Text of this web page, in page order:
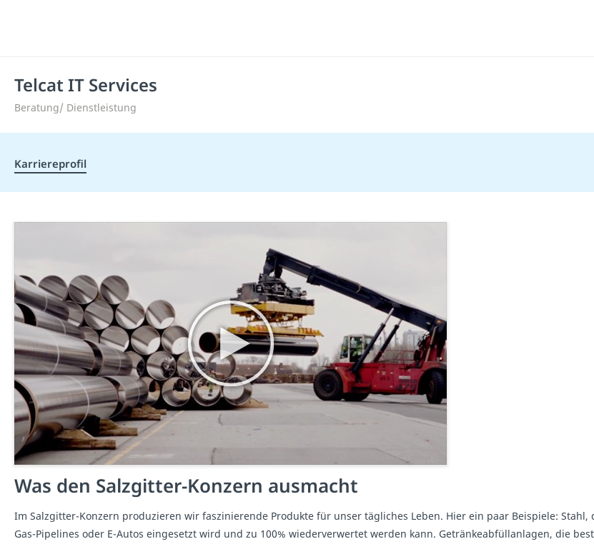
Telcat IT Services
Beratung/ Dienstleistung
Karriereprofil
Was den Salzgitter-Konzern ausmacht
Im Salzgitter-Konzern produzieren wir faszinierende Produkte für unser tägliches Leben. Hier ein paar Beispiele:
Gas-Pipelines oder E-Autos eingesetzt wird und zu 100% wiederverwertet werden kann. Getränkeabfüllanlagen, die